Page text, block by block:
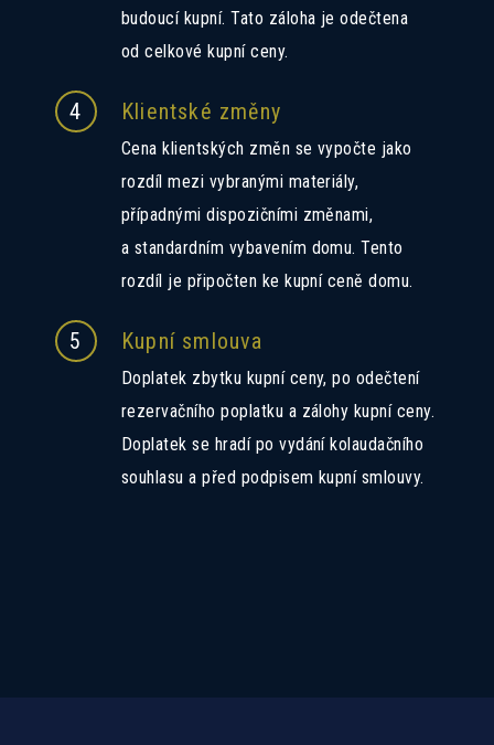
budoucí kupní. Tato záloha je odečtena
od celkové kupní ceny.
4 Klientské změny
Cena klientských změn se vypočte jako
rozdíl mezi vybranými materiály,
případnými dispozičními změnami,
a standardním vybavením domu. Tento
rozdíl je připočten ke kupní ceně domu.
5 Kupní smlouva
Doplatek zbytku kupní ceny, po odečtení
rezervačního poplatku a zálohy kupní ceny.
Doplatek se hradí po vydání kolaudačního
souhlasu a před podpisem kupní smlouvy.